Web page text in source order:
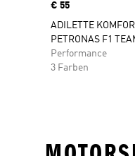
Price
€ 55
ADILETTE
PETRONAS F1
Performance
3 Farben